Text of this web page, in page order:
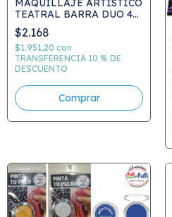
MAQUILLAJE ARTISTICO
TEATRAL BARRA DUO 4
GRS C774
$2.168
$1.951,20 con
TRANSFERENCIA 10 % DE
DESCUENTO
Comprar